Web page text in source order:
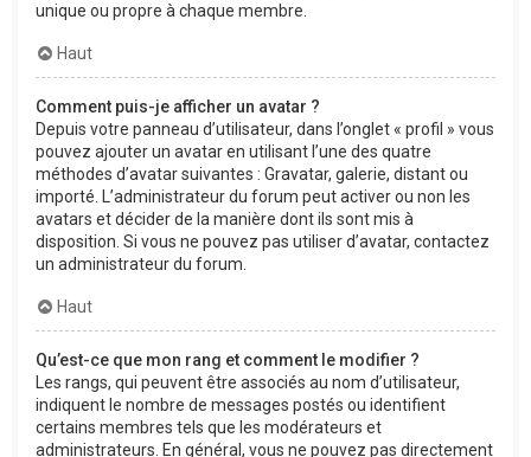
unique ou propre à chaque membre.
Haut
Comment puis-je afficher un avatar ?
Depuis votre panneau d’utilisateur, dans l’onglet « profil » vous
pouvez ajouter un avatar en utilisant l’une des quatre
méthodes d’avatar suivantes : Gravatar, galerie, distant ou
importé. L’administrateur du forum peut activer ou non les
avatars et décider de la manière dont ils sont mis à
disposition. Si vous ne pouvez pas utiliser d’avatar, contactez
un administrateur du forum.
Haut
Qu’est-ce que mon rang et comment le modifier ?
Les rangs, qui peuvent être associés au nom d’utilisateur,
indiquent le nombre de messages postés ou identifient
certains membres tels que les modérateurs et
administrateurs. En général, vous ne pouvez pas directement